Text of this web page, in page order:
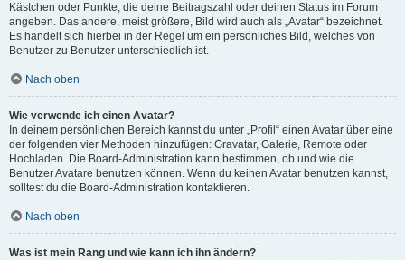
Kästchen oder Punkte, die deine Beitragszahl oder deinen Status im Forum
angeben. Das andere, meist größere, Bild wird auch als „Avatar“ bezeichnet.
Es handelt sich hierbei in der Regel um ein persönliches Bild, welches von
Benutzer zu Benutzer unterschiedlich ist.
Nach oben
Wie verwende ich einen Avatar?
In deinem persönlichen Bereich kannst du unter „Profil“ einen Avatar über eine
der folgenden vier Methoden hinzufügen: Gravatar, Galerie, Remote oder
Hochladen. Die Board-Administration kann bestimmen, ob und wie die
Benutzer Avatare benutzen können. Wenn du keinen Avatar benutzen kannst,
solltest du die Board-Administration kontaktieren.
Nach oben
Was ist mein Rang und wie kann ich ihn ändern?